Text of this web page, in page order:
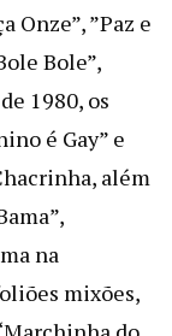
Onze”, ”Paz e
Bole”,
1980, os
é Gay” e
além
na
mixões,